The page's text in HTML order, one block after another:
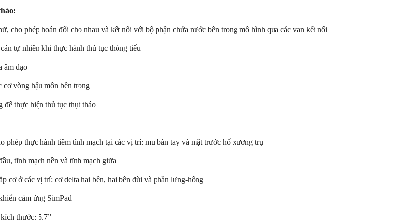
cho phép hoán đổi cho nhau và kết nối với bộ phận chứa nước bên trong mô hình qua các van kết nối
tự nhiên khi thực hành thủ tục thông tiểu
âm đạo
cơ vòng hậu môn bên trong
để thực hiện thủ tục thụt tháo
phép thực hành tiêm tĩnh mạch tại các vị trí: mu bàn tay và mặt trước hố xương trụ
tĩnh mạch nền và tĩnh mạch giữa
cơ ở các vị trí: cơ delta hai bên, hai bên đùi và phần lưng-hông
cảm ứng SimPad
thước: 5.7”